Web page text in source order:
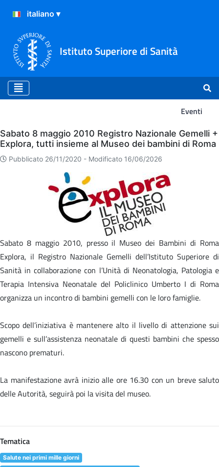
Istituto Superiore di Sanità
Eventi
Eventi
Sabato 8 maggio 2010 Registro Nazionale Gemelli +
Explora, tutti insieme al Museo dei bambini di Roma
Pubblicato 26/11/2020 - Modificato 16/06/2026
Sabato 8 maggio 2010, presso il Museo dei Bambini di Roma
Explora, il Registro Nazionale Gemelli dell’Istituto Superiore di
Sanità in collaborazione con l’Unità di Neonatologia, Patologia e
Terapia Intensiva Neonatale del Policlinico Umberto I di Roma
organizza un incontro di bambini gemelli con le loro famiglie.
Scopo dell’iniziativa è mantenere alto il livello di attenzione sui
gemelli e sull’assistenza neonatale di questi bambini che spesso
nascono prematuri.
La manifestazione avrà inizio alle ore 16.30 con un breve saluto
delle Autorità, seguirà poi la visita del museo.
Tematica
Salute nei primi mille giorni